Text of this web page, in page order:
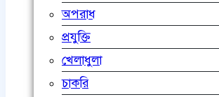
অপরাধ
প্রযুক্তি
খেলাধুলা
চাকরি